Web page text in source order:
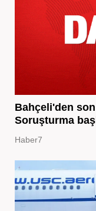
Bahçeli'den
Soruşturma
Haber7